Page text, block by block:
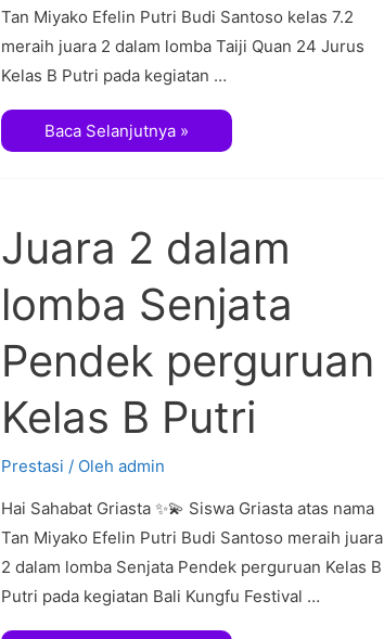
Tan Miyako Efelin Putri Budi Santoso kelas 7.2
meraih juara 2 dalam lomba Taiji Quan 24 Jurus
Kelas B Putri pada kegiatan …
Baca Selanjutnya »
Juara 2 dalam
lomba Senjata
Pendek perguruan
Kelas B Putri
Prestasi / Oleh admin
Hai Sahabat Griasta ✨💫 Siswa Griasta atas nama
Tan Miyako Efelin Putri Budi Santoso meraih juara
2 dalam lomba Senjata Pendek perguruan Kelas B
Putri pada kegiatan Bali Kungfu Festival …